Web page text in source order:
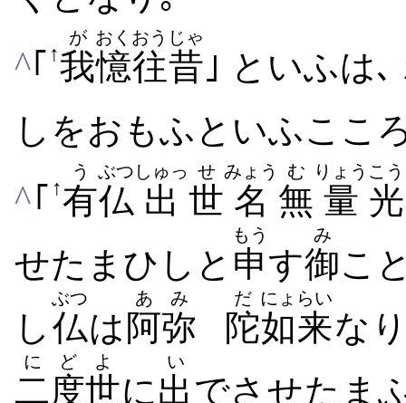
^｢ ↑我
が
憶
おく
往昔
おうじゃ
｣ といふは
しをおもふといふここ
^｢ ↑有
う
仏
ぶつ
出
しゅっ
世
せ
名
みょう
無
む
量
りょう
光
こう
せたまひしと 申
もう
す御
み
こ
し 仏
ぶつ
は 阿
あ
弥
み
陀
だ
如来
にょらい
な
二
に
度
ど
世
よ
に出
い
でさせたま